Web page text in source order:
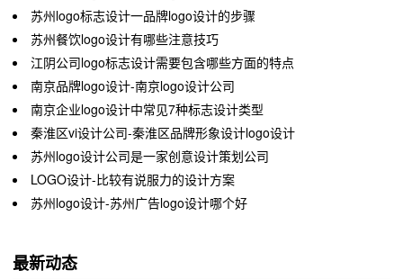
苏州logo标志设计一品牌logo设计的步骤
苏州餐饮logo设计有哪些注意技巧
江阴公司logo标志设计需要包含哪些方面的特点
南京品牌logo设计-南京logo设计公司
南京企业logo设计中常见7种标志设计类型
秦淮区vi设计公司-秦淮区品牌形象设计logo设计
苏州logo设计公司是一家创意设计策划公司
LOGO设计-比较有说服力的设计方案
苏州logo设计-苏州广告logo设计哪个好
最新动态